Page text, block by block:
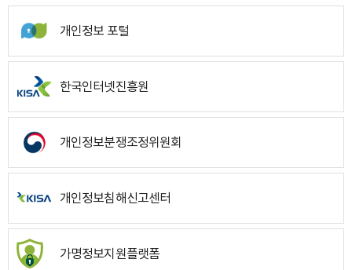
개인정보 포털
한국인터넷진흥원
개인정보분쟁조정위원회
개인정보침해신고센터
가명정보지원플랫폼